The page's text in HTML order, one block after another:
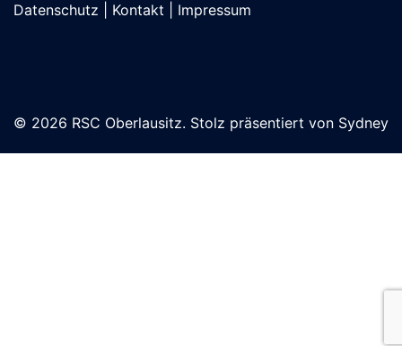
Datenschutz Kontakt Impressum
© 2026 RSC Oberlausitz. Stolz präsentiert von Sydney